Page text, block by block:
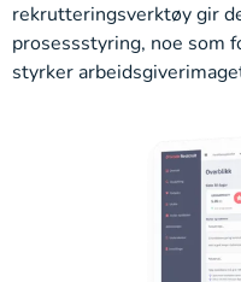
rekrutterings­verktøy gir
prosess­styring, noe som
styrker